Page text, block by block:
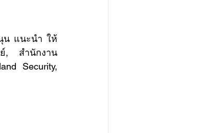
ย์, สำนักงาน
Security,